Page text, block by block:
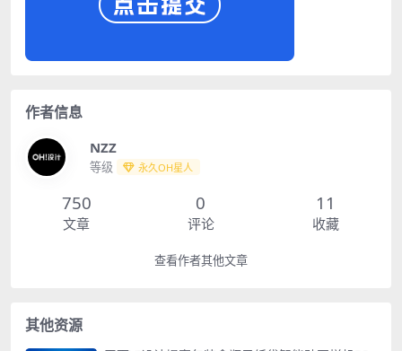
作者信息
NZZ
等级 永久OH星人
750
文章
0
评论
11
收藏
查看作者其他文章
其他资源